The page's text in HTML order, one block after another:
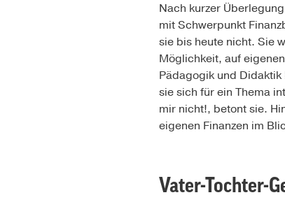
Nach kurzer
mit Schwerpunkt
sie bis heute nicht. Sie
Möglichkeit, auf
Pädagogik und
sie sich für ein Thema
mir nicht!, betont sie.
eigenen Finanzen im
Vater-Tochter-